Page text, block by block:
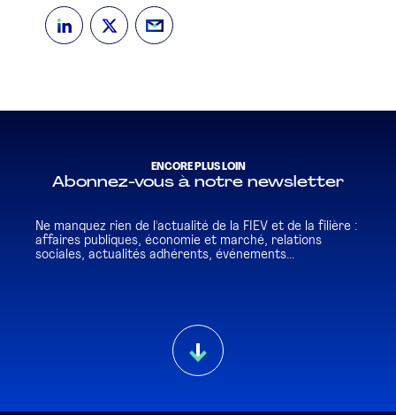
ENCORE PLUS LOIN
Abonnez-vous à notre newsletter
Ne manquez rien de l'actualité de la FIEV et de la filière :
affaires publiques, économie et marché, relations
sociales, actualités adhérents, événements...